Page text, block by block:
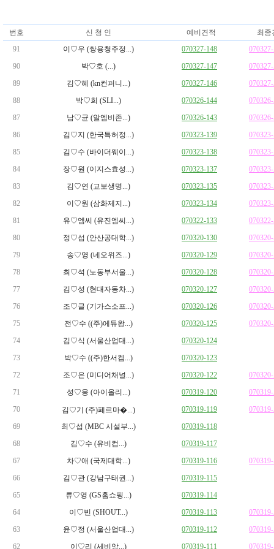
번호 신 청 인 예비견적
최종
91
이♡우 (쌍용청주정...) 070327-148
90
박♡호 (...) 070327-147
89
김♡혜 (kn컨퍼니...) 070327-146
88
박♡희 (SLI...) 070326-144
87
남♡균 (알엠비존...) 070326-143
86
김♡지 (한국특허정...) 070323-139
85
김♡수 (바이더웨이...) 070323-138
84
장♡원 (이지스효성...) 070323-137
83
김♡연 (교보생명...) 070323-135
82
이♡원 (삼화제지...) 070323-134
81
유♡엠씨 (유진엠씨...) 070322-133
80
정♡섭 (안산공대학...) 070320-130
79
송♡영 (네오위즈...) 070320-129
78
최♡석 (노동부서울...) 070320-128
77
김♡성 (현대자동차...) 070320-127
76
조♡글 (기가스소프...) 070320-126
75
전♡수 ((주)에듀왕...) 070320-125
74
김♡식 (서울산업대...)
070320-124
73
박♡수 ((주)한서켐...)
070320-123
72
조♡은 (미디어채널...) 070320-122
71
성♡웅 (아이올리...) 070319-120
70
김♡기 (주)페르마�...) 070319-119
69
최♡섭 (MBC 시설부...)
070319-118
68
김♡수 (유비컴...)
070319-117
67
차♡애 (국제대학...) 070319-116
66
김♡관 (강남구태권...)
070319-115
65
류♡영 (GS홈쇼핑...)
070319-114
64
이♡빈 (SHOUT...) 070319-113
63
윤♡정 (서울산업대...) 070319-112
62
이♡리 (세비앙...) 070319-111